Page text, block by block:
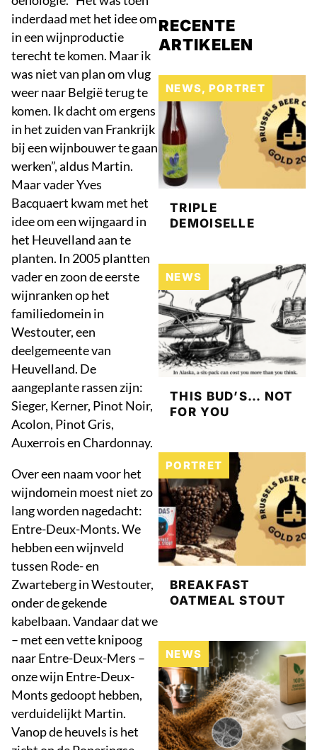
inderdaad met het idee om
in een wijnproductie
terecht te komen. Maar ik
was niet van plan om vlug
weer naar België terug te
komen. Ik dacht om ergens
in het zuiden van Frankrijk
bij een wijnbouwer te gaan
werken”, aldus Martin.
Maar vader Yves
Bacquaert kwam met het
idee om een wijngaard in
het Heuvelland aan te
planten. In 2005 plantten
vader en zoon de eerste
wijnranken op het
familiedomein in
Westouter, een
deelgemeente van
Heuvelland. De
aangeplante rassen zijn:
Sieger, Kerner, Pinot Noir,
Acolon, Pinot Gris,
Auxerrois en Chardonnay.
Over een naam voor het
wijndomein moest niet zo
lang worden nagedacht:
Entre-Deux-Monts. We
hebben een wijnveld
tussen Rode- en
Zwarteberg in Westouter,
onder de gekende
kabelbaan. Vandaar dat we
– met een vette knipoog
naar Entre-Deux-Mers –
onze wijn Entre-Deux-
Monts gedoopt hebben,
verduidelijkt Martin.
Vanop de heuvels is het
RECENTE
ARTIKELEN
NEWS, PORTRET
TRIPLE
DEMOISELLE
NEWS
THIS BUD’S… NOT
FOR YOU
PORTRET
BREAKFAST
OATMEAL STOUT
NEWS